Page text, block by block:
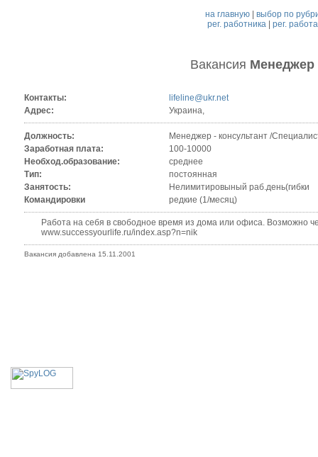
на главную |выбор по
рег. работника| рег.
Вакансия Mенеджер
Контакты:
lifeline@ukr.net
Адрес:
Украина,
Должность:
Mенеджер - консультант /
Заработная плата:
100-10000
Необход.образование:
среднее
Тип:
постоянная
Занятость:
Нелимитировыный раб.день(гибки
Командировки
редкие (1/месяц)
Работа на себя в свободное время из дома или офиса. Возможно
www.successyourlife.ru/index.asp?n=nik
Вакансия добавлена 15.11.2001